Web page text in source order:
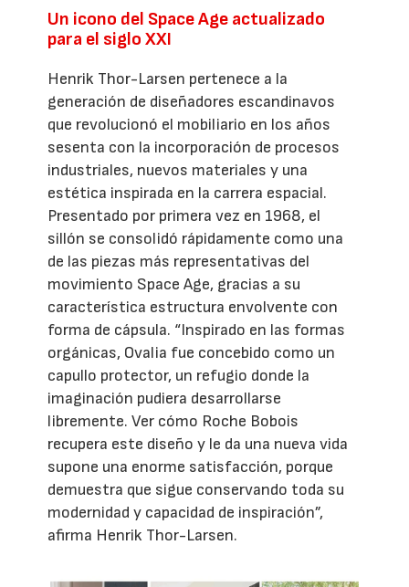
Un icono del Space Age actualizado
para el siglo XXI
Henrik Thor-Larsen pertenece a la
generación de diseñadores escandinavos
que revolucionó el mobiliario en los años
sesenta con la incorporación de procesos
industriales, nuevos materiales y una
estética inspirada en la carrera espacial.
Presentado por primera vez en 1968, el
sillón se consolidó rápidamente como una
de las piezas más representativas del
movimiento Space Age, gracias a su
característica estructura envolvente con
forma de cápsula. “Inspirado en las formas
orgánicas, Ovalia fue concebido como un
capullo protector, un refugio donde la
imaginación pudiera desarrollarse
libremente. Ver cómo Roche Bobois
recupera este diseño y le da una nueva vida
supone una enorme satisfacción, porque
demuestra que sigue conservando toda su
modernidad y capacidad de inspiración”,
afirma Henrik Thor-Larsen.